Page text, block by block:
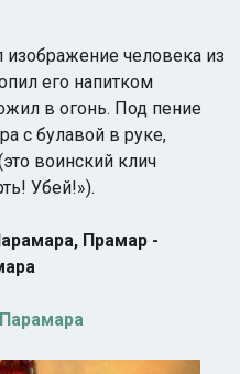
человека из
его напитком
в огонь. Под пение
с булавой в руке,
воинский клич
Убей!»).
Прамар -